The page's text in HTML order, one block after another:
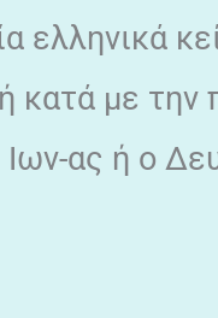
κατά με
ας ή ο